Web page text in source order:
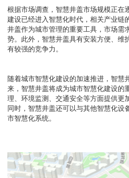
根据市场调查，智慧井盖市场规模正在
建设已经进入智慧化时代，相关产业链
井盖作为城市管理的重要工具，市场需
势。此外，智慧井盖具有安装方便、维
有较强的竞争力。
随着城市智慧化建设的加速推进，智慧
来，智慧井盖将成为城市智慧化建设的
理、环境监测、交通安全等方面提供更
同时，智慧井盖还可以与其他智慧化设
市智慧化系统。